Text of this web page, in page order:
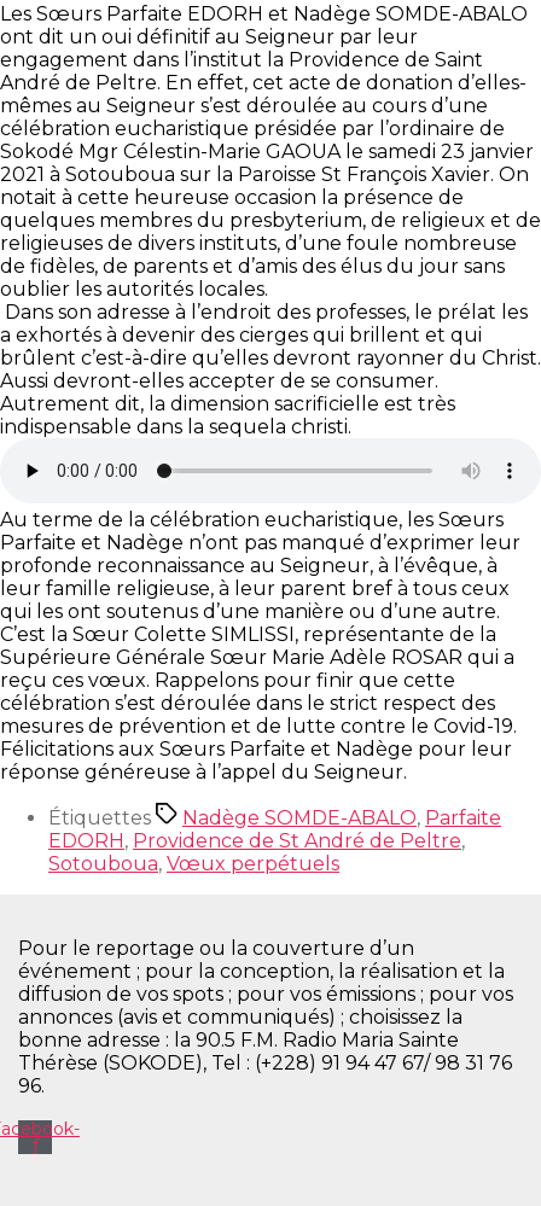
Les Sœurs Parfaite EDORH et Nadège SOMDE-ABALO
ont dit un oui définitif au Seigneur par leur
engagement dans l’institut la Providence de Saint
André de Peltre. En effet, cet acte de donation d’elles-
mêmes au Seigneur s’est déroulée au cours d’une
célébration eucharistique présidée par l’ordinaire de
Sokodé Mgr Célestin-Marie GAOUA le samedi 23 janvier
2021 à Sotouboua sur la Paroisse St François Xavier. On
notait à cette heureuse occasion la présence de
quelques membres du presbyterium, de religieux et de
religieuses de divers instituts, d’une foule nombreuse
de fidèles, de parents et d’amis des élus du jour sans
oublier les autorités locales.
Dans son adresse à l’endroit des professes, le prélat les
a exhortés à devenir des cierges qui brillent et qui
brûlent c’est-à-dire qu’elles devront rayonner du Christ.
Aussi devront-elles accepter de se consumer.
Autrement dit, la dimension sacrificielle est très
indispensable dans la sequela christi.
Au terme de la célébration eucharistique, les Sœurs
Parfaite et Nadège n’ont pas manqué d’exprimer leur
profonde reconnaissance au Seigneur, à l’évêque, à
leur famille religieuse, à leur parent bref à tous ceux
qui les ont soutenus d’une manière ou d’une autre.
C’est la Sœur Colette SIMLISSI, représentante de la
Supérieure Générale Sœur Marie Adèle ROSAR qui a
reçu ces vœux. Rappelons pour finir que cette
célébration s’est déroulée dans le strict respect des
mesures de prévention et de lutte contre le Covid-19.
Félicitations aux Sœurs Parfaite et Nadège pour leur
réponse généreuse à l’appel du Seigneur.
Étiquettes
Nadège SOMDE-ABALO, Parfaite
EDORH, Providence de St André de Peltre,
Sotouboua, Vœux perpétuels
Pour le reportage ou la couverture d’un
événement ; pour la conception, la réalisation et la
diffusion de vos spots ; pour vos émissions ; pour vos
annonces (avis et communiqués) ; choisissez la
bonne adresse : la 90.5 F.M. Radio Maria Sainte
Thérèse (SOKODE), Tel : (+228) 91 94 47 67/ 98 31 76
96.
f